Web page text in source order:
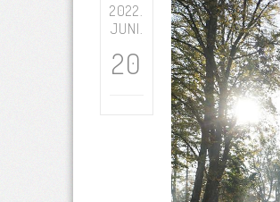
2022.
JUNI.
20